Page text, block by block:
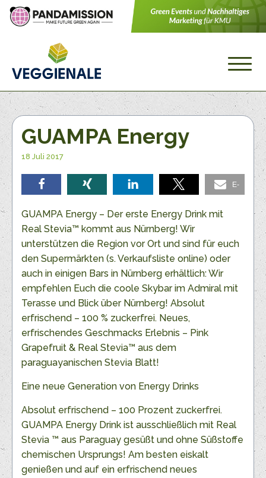
GUAMPA Energy
18 Juli 2017
teilen teilen teilen
E-
Mail
GUAMPA Energy – Der erste Energy Drink mit
Real Stevia™ kommt aus Nürnberg! Wir
unterstützen die Region vor Ort und sind für euch
den Supermärkten (s. Verkaufsliste online) oder
auch in einigen Bars in Nürnberg erhältlich: Wir
empfehlen Euch die coole Skybar im Admiral mit
Terasse und Blick über Nürnberg! Absolut
erfrischend – 100 % zuckerfrei. Neues,
erfrischendes Geschmacks Erlebnis – Pink
Grapefruit & Real Stevia™ aus dem
paraguayanischen Stevia Blatt!
Eine neue Generation von Energy Drinks
Absolut erfrischend – 100 Prozent zuckerfrei.
GUAMPA Energy Drink ist ausschließlich mit Real
Stevia ™ aus Paraguay gesüßt und ohne Süßstoffe
chemischen Ursprungs! Am besten eiskalt
genießen und auf ein erfrischend neues